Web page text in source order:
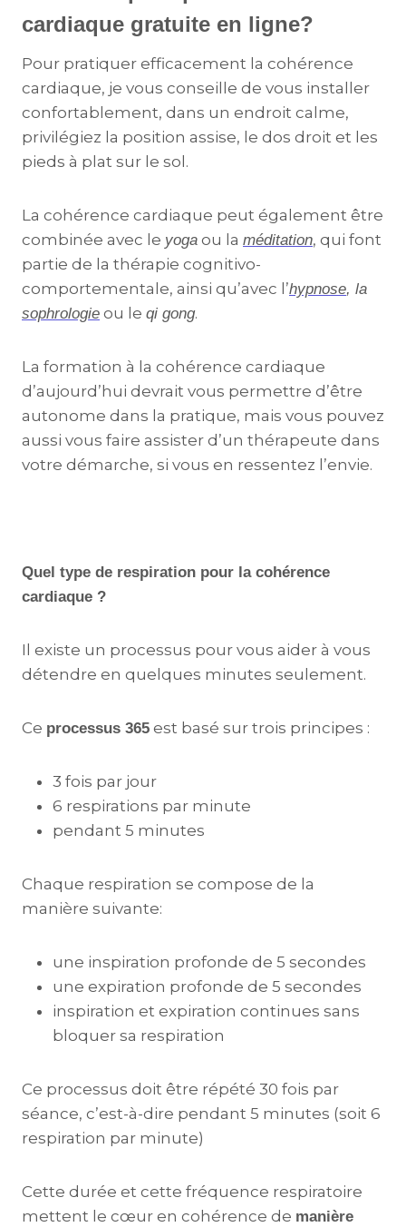
cardiaque gratuite en ligne?
Pour pratiquer efficacement la cohérence
cardiaque, je vous conseille de vous installer
confortablement, dans un endroit calme,
privilégiez la position assise, le dos droit et les
pieds à plat sur le sol.
La cohérence cardiaque peut également être
combinée avec le yoga ou la méditation, qui font
partie de la thérapie cognitivo-
comportementale, ainsi qu’avec l’hypnose, la
sophrologie ou le qi gong.
La formation à la cohérence cardiaque
d’aujourd’hui devrait vous permettre d’être
autonome dans la pratique, mais vous pouvez
aussi vous faire assister d’un thérapeute dans
votre démarche, si vous en ressentez l’envie.
Quel type de respiration pour la cohérence
cardiaque ?
Il existe un processus pour vous aider à vous
détendre en quelques minutes seulement.
Ce processus 365 est basé sur trois principes :
3 fois par jour
6 respirations par minute
pendant 5 minutes
Chaque respiration se compose de la
manière suivante:
une inspiration profonde de 5 secondes
une expiration profonde de 5 secondes
inspiration et expiration continues sans
bloquer sa respiration
Ce processus doit être répété 30 fois par
séance, c’est-à-dire pendant 5 minutes (soit 6
respiration par minute)
Cette durée et cette fréquence respiratoire
mettent le cœur en cohérence de manière